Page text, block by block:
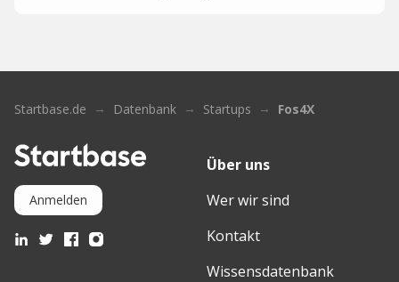
Startbase.de Datenbank Startups Fos4X
Anmelden
Über uns
Wer wir sind
Kontakt
Wissensdatenbank